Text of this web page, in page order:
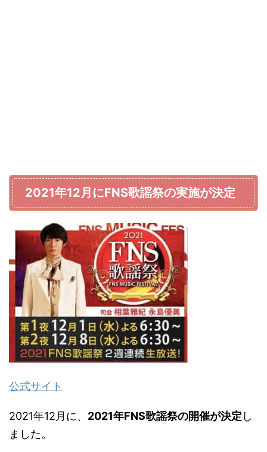
2021年12月にFNS歌謡祭の実施が決定
公式サイト
2021年12月に、 2021年FNS歌謡祭の開催が決定 し
ました。